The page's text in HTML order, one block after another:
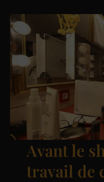
Avant le
travail de